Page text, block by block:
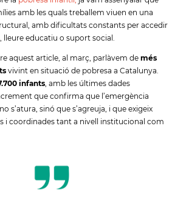
amb les quals treballem viuen en una
amb dificultats constants per accedir
lleure educatiu o suport social.
aquest article, al març, parlàvem de més
vivint en situació de pobresa a Catalunya.
infants , amb les últimes dades
que confirma que l’emergència
s’atura, sinó que s’agreuja, i que exigeix
i coordinades tant a nivell institucional com